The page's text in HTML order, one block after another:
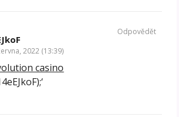
2022 (13:39)
casino
Odpovědět